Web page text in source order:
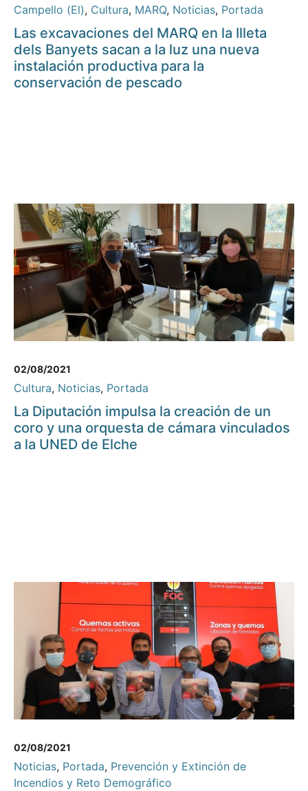
Campello (El), Cultura, MARQ, Noticias, Portada
Las excavaciones del MARQ en la Illeta
dels Banyets sacan a la luz una nueva
instalación productiva para la
conservación de pescado
02/08/2021
Cultura, Noticias, Portada
La Diputación impulsa la creación de un
coro y una orquesta de cámara vinculados
a la UNED de Elche
02/08/2021
Noticias, Portada, Prevención y Extinción de
Incendios y Reto Demográfico